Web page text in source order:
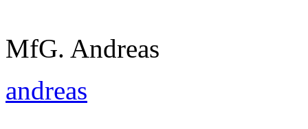
MfG. Andreas
andreas